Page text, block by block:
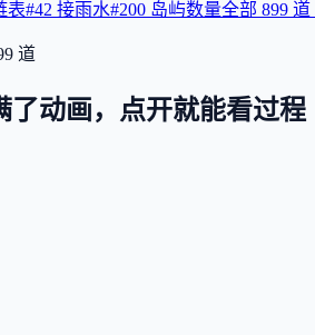
表#42 接雨水#200 岛屿数量全部 899
道
了动画，点开就能看过程